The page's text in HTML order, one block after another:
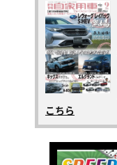
こちら